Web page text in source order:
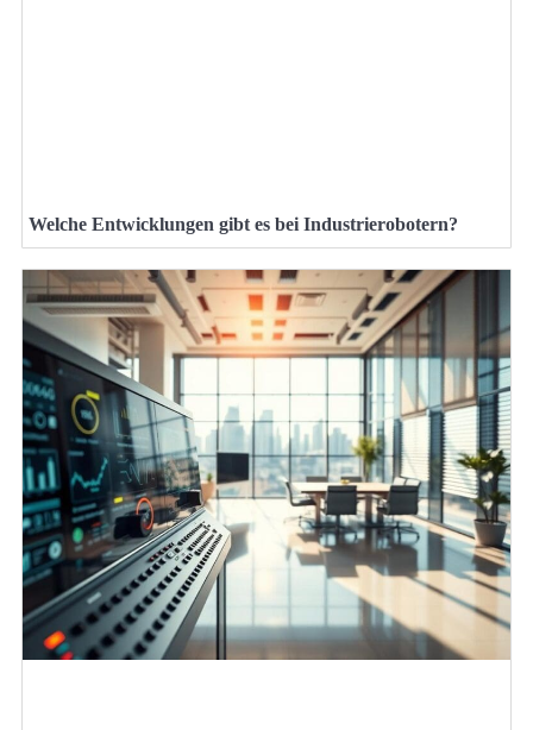
Welche Entwicklungen gibt es bei Industrierobotern?